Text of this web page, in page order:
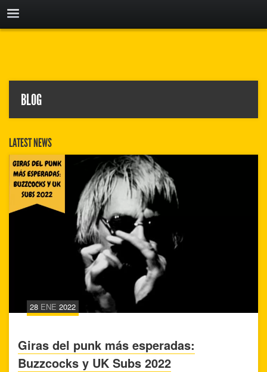
BLOG
LATEST NEWS
28 ENE 2022
Giras del punk más esperadas:
Buzzcocks y UK Subs 2022